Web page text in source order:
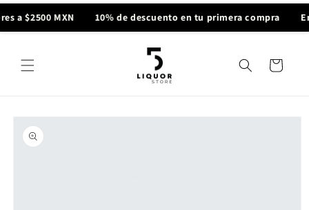
Ir
directamente
a $2500 MXN 10% de descuento en tu primera compra
Carrito
directamente
a la
información